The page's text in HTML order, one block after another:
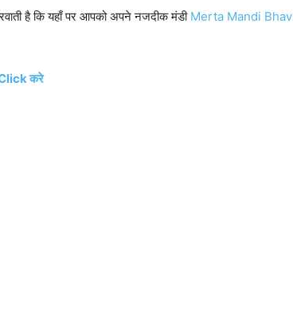
है कि यहाँ पर आपको अपने नजदीक मंडी Merta Mandi Bhav
करे